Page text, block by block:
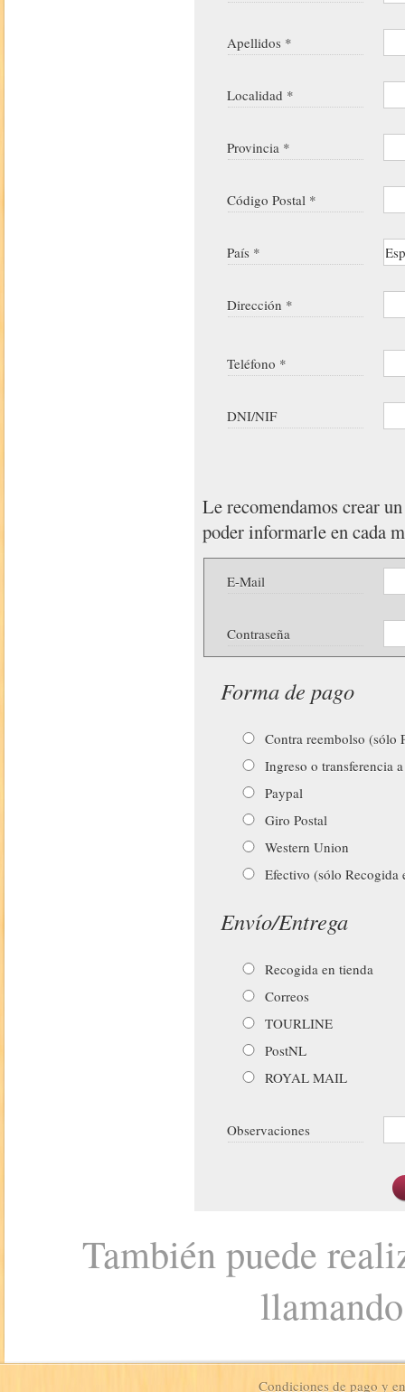
Apellidos *
Localidad *
Provincia *
Código Postal *
País *
Dirección *
Teléfono *
DNI/NIF
Le recomendamos crear
poder informarle en cada
E-Mail
Contraseña
Forma de pago
Contra reembolso (sólo
Ingreso o transferencia
Paypal
Giro Postal
Western Union
Efectivo (sólo Recogida
Envío/Entrega
Recogida en tienda
Correos
TOURLINE
PostNL
ROYAL MAIL
Observaciones
También puede
Condiciones de pago y